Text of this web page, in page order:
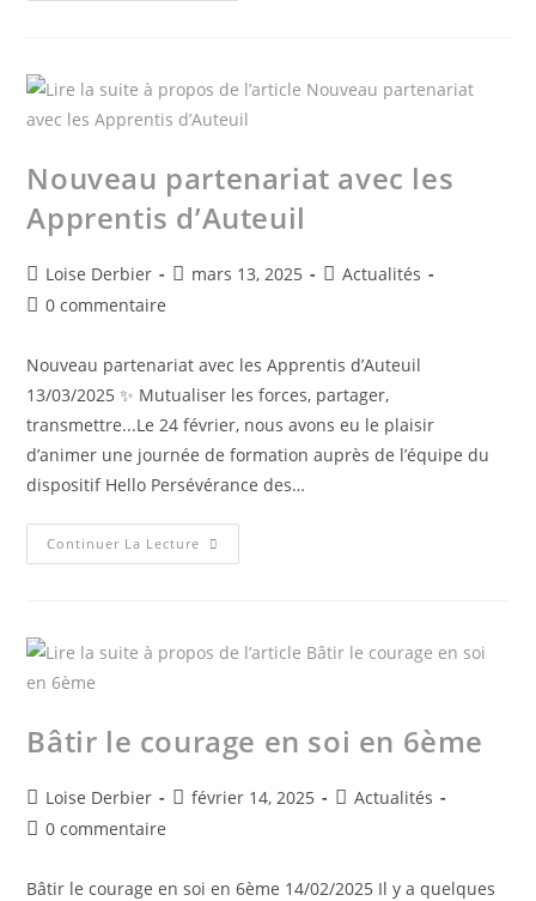
Nouveau partenariat avec les
Apprentis d’Auteuil
Loise Derbier mars 13, 2025
Actualités
0 commentaire
Nouveau partenariat avec les Apprentis d’Auteuil
13/03/2025 ✨ Mutualiser les forces, partager,
transmettre...Le 24 février, nous avons eu le plaisir
d’animer une journée de formation auprès de l’équipe du
dispositif Hello Persévérance des…
Continuer La Lecture
Bâtir le courage en soi en 6ème
Loise Derbier février 14, 2025
Actualités
0 commentaire
Bâtir le courage en soi en 6ème 14/02/2025 Il y a quelques